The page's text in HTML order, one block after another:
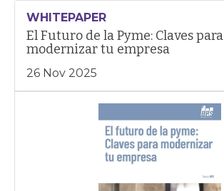
WHITEPAPER
El Futuro de la Pyme: Claves para
modernizar tu empresa
26 Nov 2025